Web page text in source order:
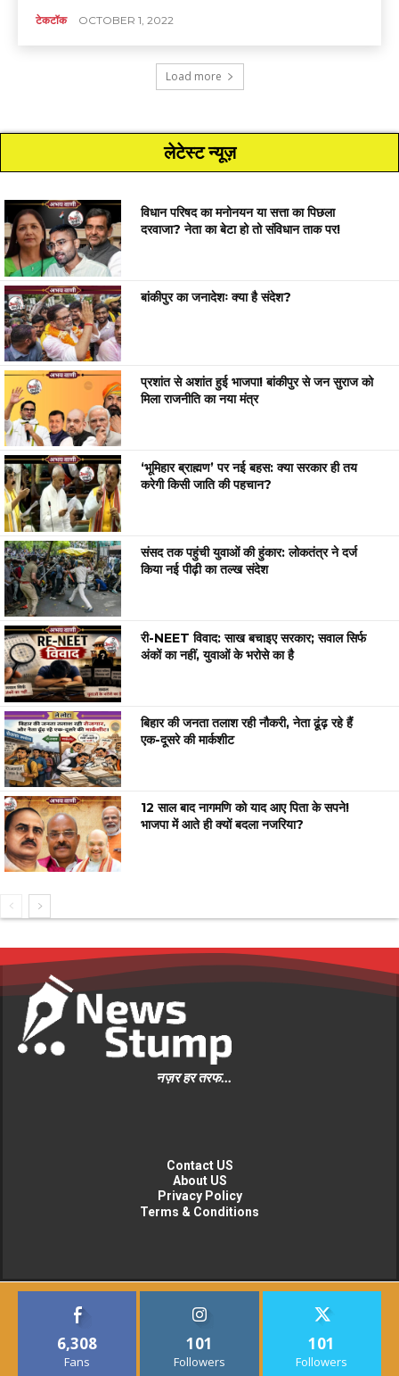
टेकटॉक OCTOBER 1, 2022
Load more
लेटेस्ट न्यूज़
विधान परिषद का मनोनयन या सत्ता का पिछला
दरवाजा? नेता का बेटा हो तो संविधान ताक पर!
बांकीपुर का जनादेशः क्या है संदेश?
प्रशांत से अशांत हुई भाजपा! बांकीपुर से जन सुराज को
मिला राजनीति का नया मंत्र
‘भूमिहार ब्राह्मण’ पर नई बहस: क्या सरकार ही तय
करेगी किसी जाति की पहचान?
संसद तक पहुंची युवाओं की हुंकार: लोकतंत्र ने दर्ज
किया नई पीढ़ी का तल्ख संदेश
री-NEET विवाद: साख बचाइए सरकार; सवाल सिर्फ
अंकों का नहीं, युवाओं के भरोसे का है
बिहार की जनता तलाश रही नौकरी, नेता ढूंढ़ रहे हैं
एक-दूसरे की मार्कशीट
12 साल बाद नागमणि को याद आए पिता के सपने!
भाजपा में आते ही क्यों बदला नजरिया?
नज़र हर तरफ...
Contact US
About US
Privacy Policy
Terms & Conditions
6,308
Fans
101
Followers
101
Followers